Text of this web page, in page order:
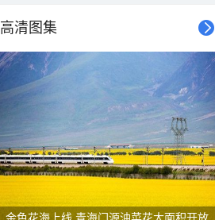
高清图集